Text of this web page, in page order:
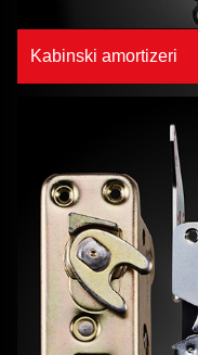
Kabinski amortizeri